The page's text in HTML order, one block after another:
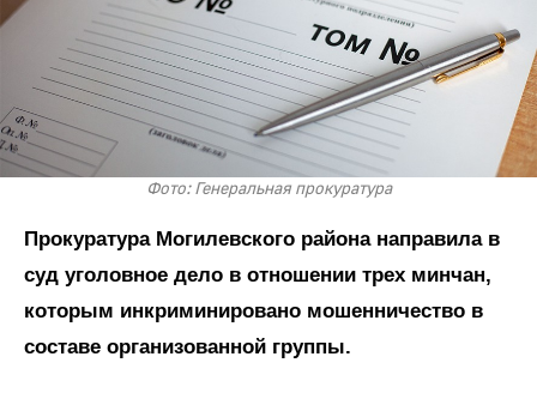
Фото: Генеральная прокуратура
Прокуратура Могилевского района направила в
суд уголовное дело в отношении трех минчан,
которым инкриминировано мошенничество в
составе организованной группы.